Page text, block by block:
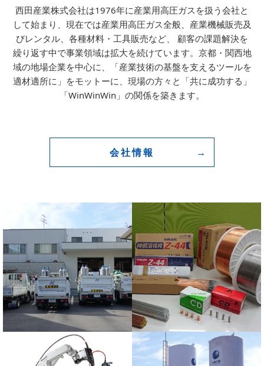
西田産業株式会社は1976年に産業用高圧ガスを扱う会社と
して始まり、 現在では産業用高圧ガス全般、産業機械販売及
びレンタル、各種材料・工具販売など、 顧客の課題解決を
繰り返す中で事業領域は拡大を続けています。 京都・関西地
域の地場企業を中心に、「産業技術の基盤を支えるツールを
適材適所に」をモットーに、 現場の方々と「共に成功する」
「WinWinWin」の関係を築きます。
会社情報